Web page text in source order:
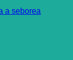
a seborea